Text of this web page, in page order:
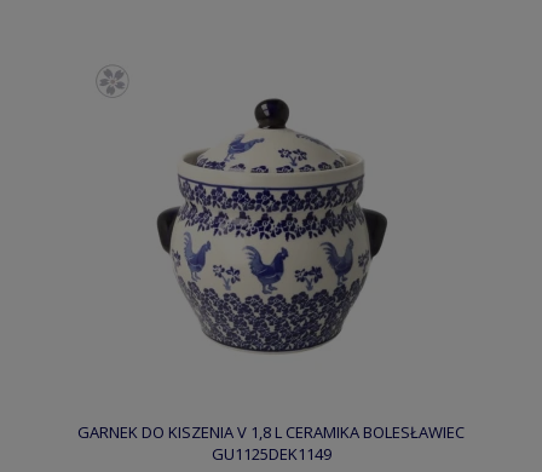
GARNEK DO KISZENIA V 1,8 L CERAMIKA BOLESŁAWIEC
GU1125DEK1149